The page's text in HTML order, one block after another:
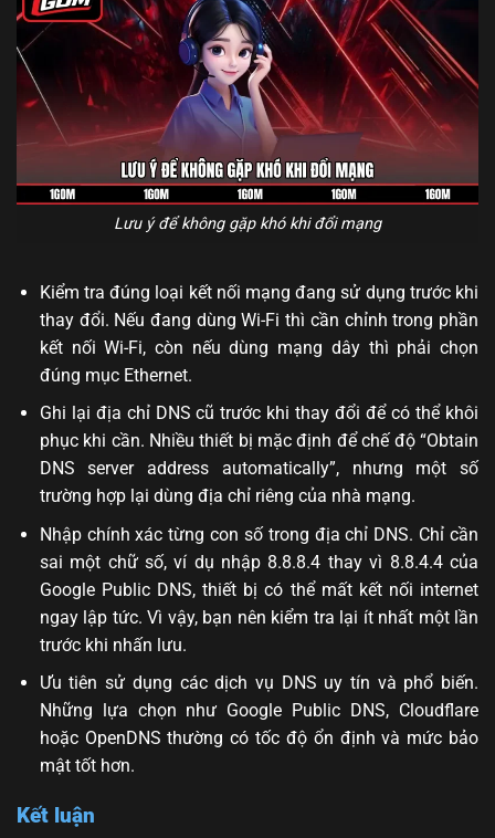
Lưu ý để không gặp khó khi đổi mạng
Kiểm tra đúng loại kết nối mạng đang sử dụng trước khi
thay đổi. Nếu đang dùng Wi-Fi thì cần chỉnh trong phần
kết nối Wi-Fi, còn nếu dùng mạng dây thì phải chọn
đúng mục Ethernet.
Ghi lại địa chỉ DNS cũ trước khi thay đổi để có thể khôi
phục khi cần. Nhiều thiết bị mặc định để chế độ “Obtain
DNS server address automatically”, nhưng một số
trường hợp lại dùng địa chỉ riêng của nhà mạng.
Nhập chính xác từng con số trong địa chỉ DNS. Chỉ cần
sai một chữ số, ví dụ nhập 8.8.8.4 thay vì 8.8.4.4 của
Google Public DNS, thiết bị có thể mất kết nối internet
ngay lập tức. Vì vậy, bạn nên kiểm tra lại ít nhất một lần
trước khi nhấn lưu.
Ưu tiên sử dụng các dịch vụ DNS uy tín và phổ biến.
Những lựa chọn như Google Public DNS, Cloudflare
hoặc OpenDNS thường có tốc độ ổn định và mức bảo
mật tốt hơn.
Kết luận